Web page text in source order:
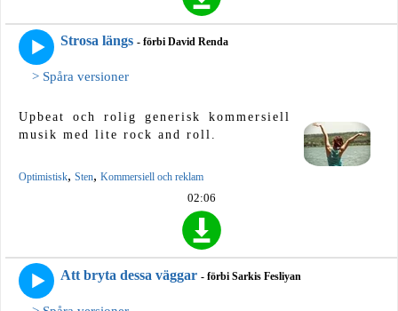
Strosa längs - förbi David Renda
> Spåra versioner
Upbeat och rolig generisk kommersiell
musik med lite rock and roll.
Optimistisk, Sten, Kommersiell och reklam
02:06
Att bryta dessa väggar - förbi Sarkis Fesliyan